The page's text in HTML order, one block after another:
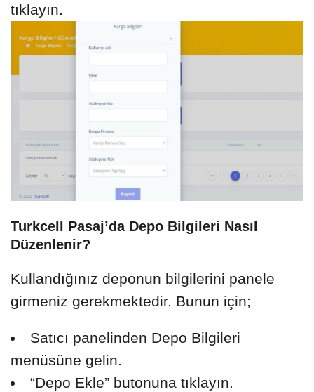
tıklayın.
Turkcell Pasaj’da Depo Bilgileri Nasıl
Düzenlenir?
Kullandığınız deponun bilgilerini panele
girmeniz gerekmektedir. Bunun için;
Satıcı panelinden Depo Bilgileri
menüsüne gelin.
“Depo Ekle” butonuna tıklayın.